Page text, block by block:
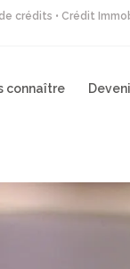
crédits • Crédit
connaître